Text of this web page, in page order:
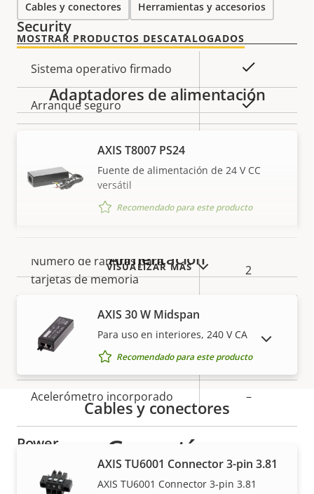
propiedad
propiedad
Security
Descripción
de
propiedad
Valor de
la
propiedad
Sistema operativo firmado
Arranque seguro Sí
Axis Edge Vault –
Descripción
de
Valor de
la
Número de ranuras para
tarjetas de memoria
2
Temperatura de
funcionamiento
Clasificación IP -
Acelerómetro incorporado –
Power
Descripción
Valor de
Potencia (máxima) -
Cables y conectores Herramientas y accesorios
MOSTRAR PRODUCTOS DESCATALOGADOS
VISUALIZAR MÁS
Adaptadores de alimentación
AXIS T8007 PS24
Fuente de alimentación de 24 V CC
versátil
Recomendado para este producto
Alimentación
AXIS 30 W Midspan
Para uso en interiores, 240 V CA
Recomendado para este producto
Cables y conectores
AXIS TU6001 Connector 3-pin 3.81
AXIS TU6001 Connector 3-pin 3.81
MOSTRAR PRODUCTOS DESCATALOGADOS
Garantía